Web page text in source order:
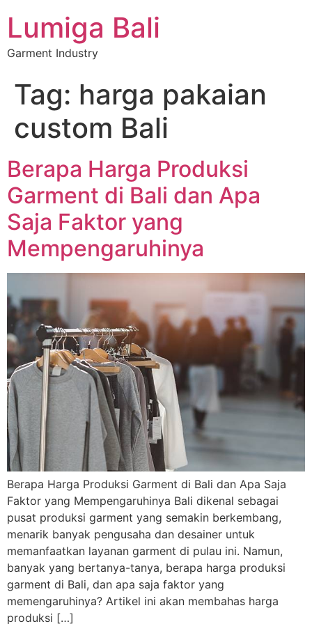
Lumiga Bali
Garment Industry
Tag: harga pakaian
custom Bali
Berapa Harga Produksi
Garment di Bali dan Apa
Saja Faktor yang
Mempengaruhinya
Berapa Harga Produksi Garment di Bali dan Apa Saja
Faktor yang Mempengaruhinya Bali dikenal sebagai
pusat produksi garment yang semakin berkembang,
menarik banyak pengusaha dan desainer untuk
memanfaatkan layanan garment di pulau ini. Namun,
banyak yang bertanya-tanya, berapa harga produksi
garment di Bali, dan apa saja faktor yang
memengaruhinya? Artikel ini akan membahas harga
produksi […]